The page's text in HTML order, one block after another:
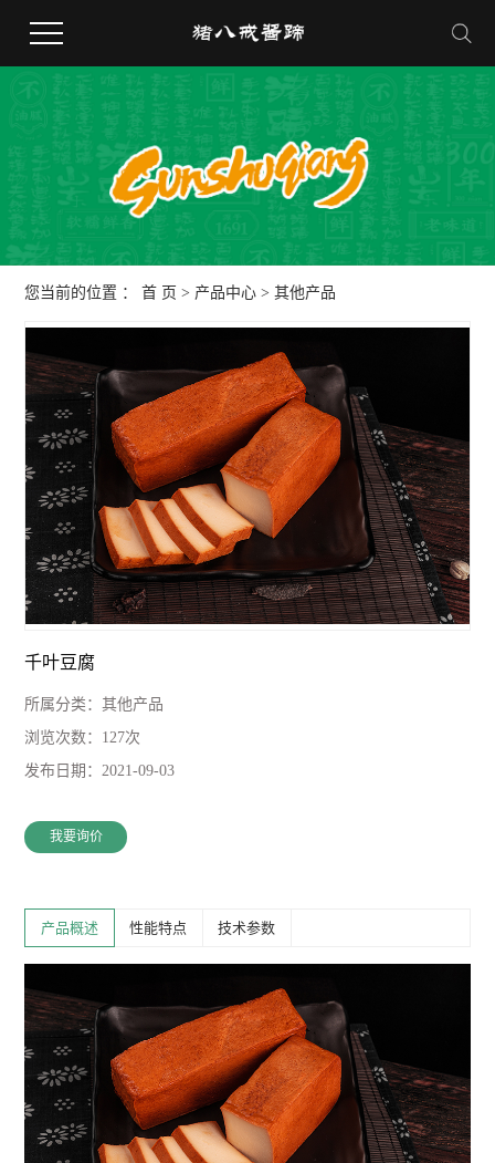
您当前的位置 ：首 页 > 产品中心 >其他产品
千叶豆腐
所属分类：其他产品
浏览次数： 127次
发布日期：2021-09-03
我要询价
产品概述 性能特点 技术参数